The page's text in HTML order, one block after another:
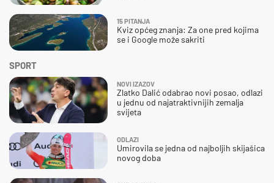
SPORT
NOVI IZAZOV
Zlatko Dalić odabrao novi posao, odlazi
u jednu od najatraktivnijih zemalja
svijeta
ODLAZI
Umirovila se jedna od najboljih skijašica
novog doba
15 PITANJA
Kviz općeg znanja: Za one pred kojima
se i Google može sakriti